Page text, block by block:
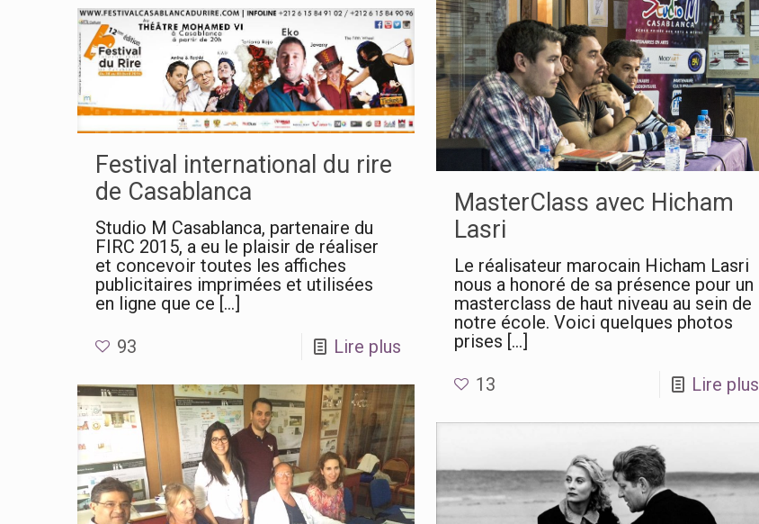
MasterClass avec Hicham
Lasri
Le réalisateur marocain Hicham Lasri
nous a honoré de sa présence pour un
masterclass de haut niveau au sein de
notre école. Voici quelques photos
prises […]
13
Lire plus
Festival international du rire
de Casablanca
Studio M Casablanca, partenaire du
FIRC 2015, a eu le plaisir de réaliser
et concevoir toutes les affiches
publicitaires imprimées et utilisées
en ligne que ce […]
93
Lire plus